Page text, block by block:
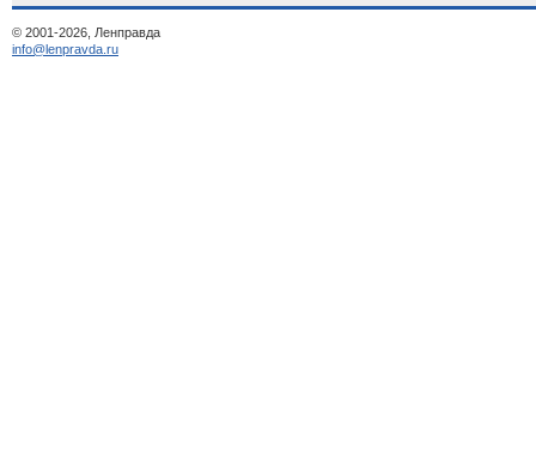
© 2001-2026, Ленправда
info@lenpravda.ru